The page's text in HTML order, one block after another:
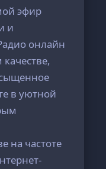
эфир
и
онлайн
в уютной
на частоте